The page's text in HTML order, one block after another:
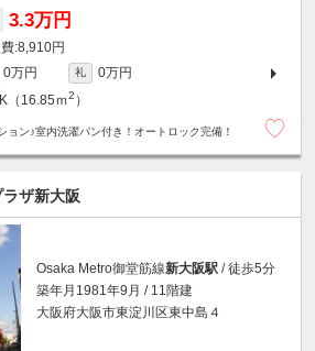
3.3万円
8,910円
0万円 礼
0万円
（16.85ｍ2 ）
ョン♪室内洗濯パン付き！オートロック完備！
ザ新大阪
Osaka Metro御堂筋線新大阪駅 / 徒歩5分
築年月1981年9月 / 11階建
大阪府大阪市東淀川区東中島４